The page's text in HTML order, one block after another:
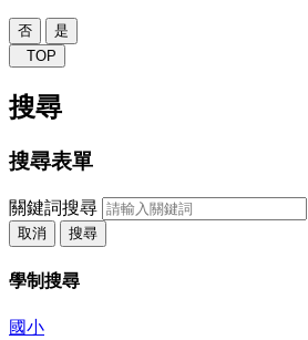
否
是
TOP
搜尋
搜尋表單
關鍵詞搜尋
取消 搜尋
學制搜尋
國小